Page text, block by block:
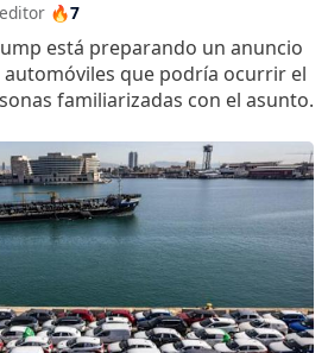
🔥7
está preparando un anuncio
automóviles que podría ocurrir el
familiarizadas con el asunto.